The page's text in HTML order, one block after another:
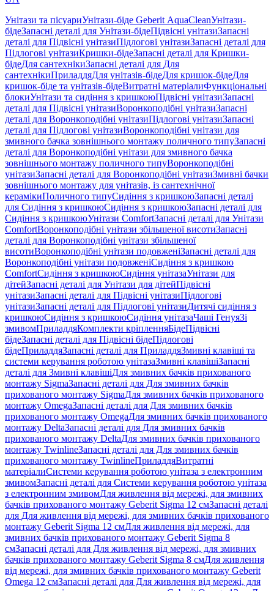
Унітази та пісуариУнітази-біде Geberit AquaCleanУнітази-
бідеЗапасні деталі для Унітази-бідеПідвісні унітазиЗапасні
деталі для Підвісні унітазиПідлогові унітазиЗапасні деталі для
Підлогові унітазиКришки-бідеЗапасні деталі для Кришки-
бідеДля сантехнікиЗапасні деталі для Для
сантехнікиПриладдяДля унітазів-бідеДля кришок-бідеДля
кришок-біде та унітазів-бідеВитратні матеріалиФункціональні
блокиУнітази та сидіння з кришкоюПідвісні унітазиЗапасні
деталі для Підвісні унітазиВоронкоподібні унітазиЗапасні
деталі для Воронкоподібні унітазиПідлогові унітазиЗапасні
деталі для Підлогові унітазиВоронкоподібні унітази для
змивного бачка зовнішнього монтажу поличного типуЗапасні
деталі для Воронкоподібні унітази для змивного бачка
зовнішнього монтажу поличного типуВоронкоподібні
унітазиЗапасні деталі для Воронкоподібні унітазиЗмивні бачки
зовнішнього монтажу для унітазів, із сантехнічної
керамікиПоличного типуСидіння з кришкоюЗапасні деталі
для Сидіння з кришкоюСидіння з кришкоюЗапасні деталі для
Сидіння з кришкоюУнітази ComfortЗапасні деталі для Унітази
ComfortВоронкоподібні унітази збільшеної висотиЗапасні
деталі для Воронкоподібні унітази збільшеної
висотиВоронкоподібні унітази подовженіЗапасні деталі для
Воронкоподібні унітази подовженіСидіння з кришкою
ComfortСидіння з кришкоюСидіння унітазаУнітази для
дітейЗапасні деталі для Унітази для дітейПідвісні
унітазиЗапасні деталі для Підвісні унітазиПідлогові
унітазиЗапасні деталі для Підлогові унітазиДитячі сидіння з
кришкоюСидіння з кришкоюСидіння унітазаЧаші ГенуяЗі
змивомПриладдяКомплекти кріпленняБідеПідвісні
бідеЗапасні деталі для Підвісні бідеПідлогові
бідеПриладдяЗапасні деталі для ПриладдяЗмивні клавіші та
системи керування роботою унітазаЗмивні клавішіЗапасні
деталі для Змивні клавішіДля змивних бачків прихованого
монтажу SigmaЗапасні деталі для Для змивних бачків
прихованого монтажу SigmaДля змивних бачків прихованого
монтажу OmegaЗапасні деталі для Для змивних бачків
прихованого монтажу OmegaДля змивних бачків прихованого
монтажу DeltaЗапасні деталі для Для змивних бачків
прихованого монтажу DeltaДля змивних бачків прихованого
монтажу TwinlineЗапасні деталі для Для змивних бачків
прихованого монтажу TwinlineПриладдяВитратні
матеріалиСистеми керування роботою унітаза з електронним
змивомЗапасні деталі для Системи керування роботою унітаза
з електронним змивомДля живлення від мережі, для змивних
бачків прихованого монтажу Geberit Sigma 12 смЗапасні деталі
для Для живлення від мережі, для змивних бачків прихованого
монтажу Geberit Sigma 12 смДля живлення від мережі, для
змивних бачків прихованого монтажу Geberit Sigma 8
смЗапасні деталі для Для живлення від мережі, для змивних
бачків прихованого монтажу Geberit Sigma 8 смДля живлення
від мережі, для змивних бачків прихованого монтажу Geberit
Omega 12 смЗапасні деталі для Для живлення від мережі, для